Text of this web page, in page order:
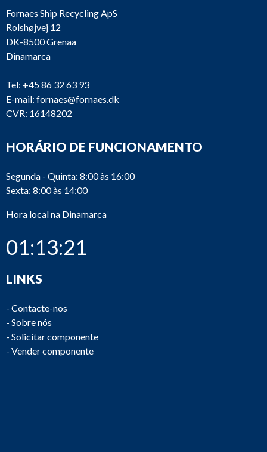
Fornaes Ship Recycling ApS
Rolshøjvej 12
DK-8500 Grenaa
Dinamarca
Tel: +45 86 32 63 93
E-mail: fornaes@fornaes.dk
CVR: 16148202
HORÁRIO DE FUNCIONAMENTO
Segunda - Quinta: 8:00 às 16:00
Sexta: 8:00 às 14:00
Hora local na Dinamarca
01:13:21
LINKS
- Contacte-nos
- Sobre nós
- Solicitar componente
- Vender componente